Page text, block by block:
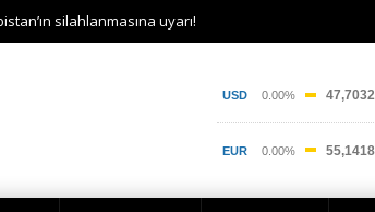
silahlanmasına uyarı!